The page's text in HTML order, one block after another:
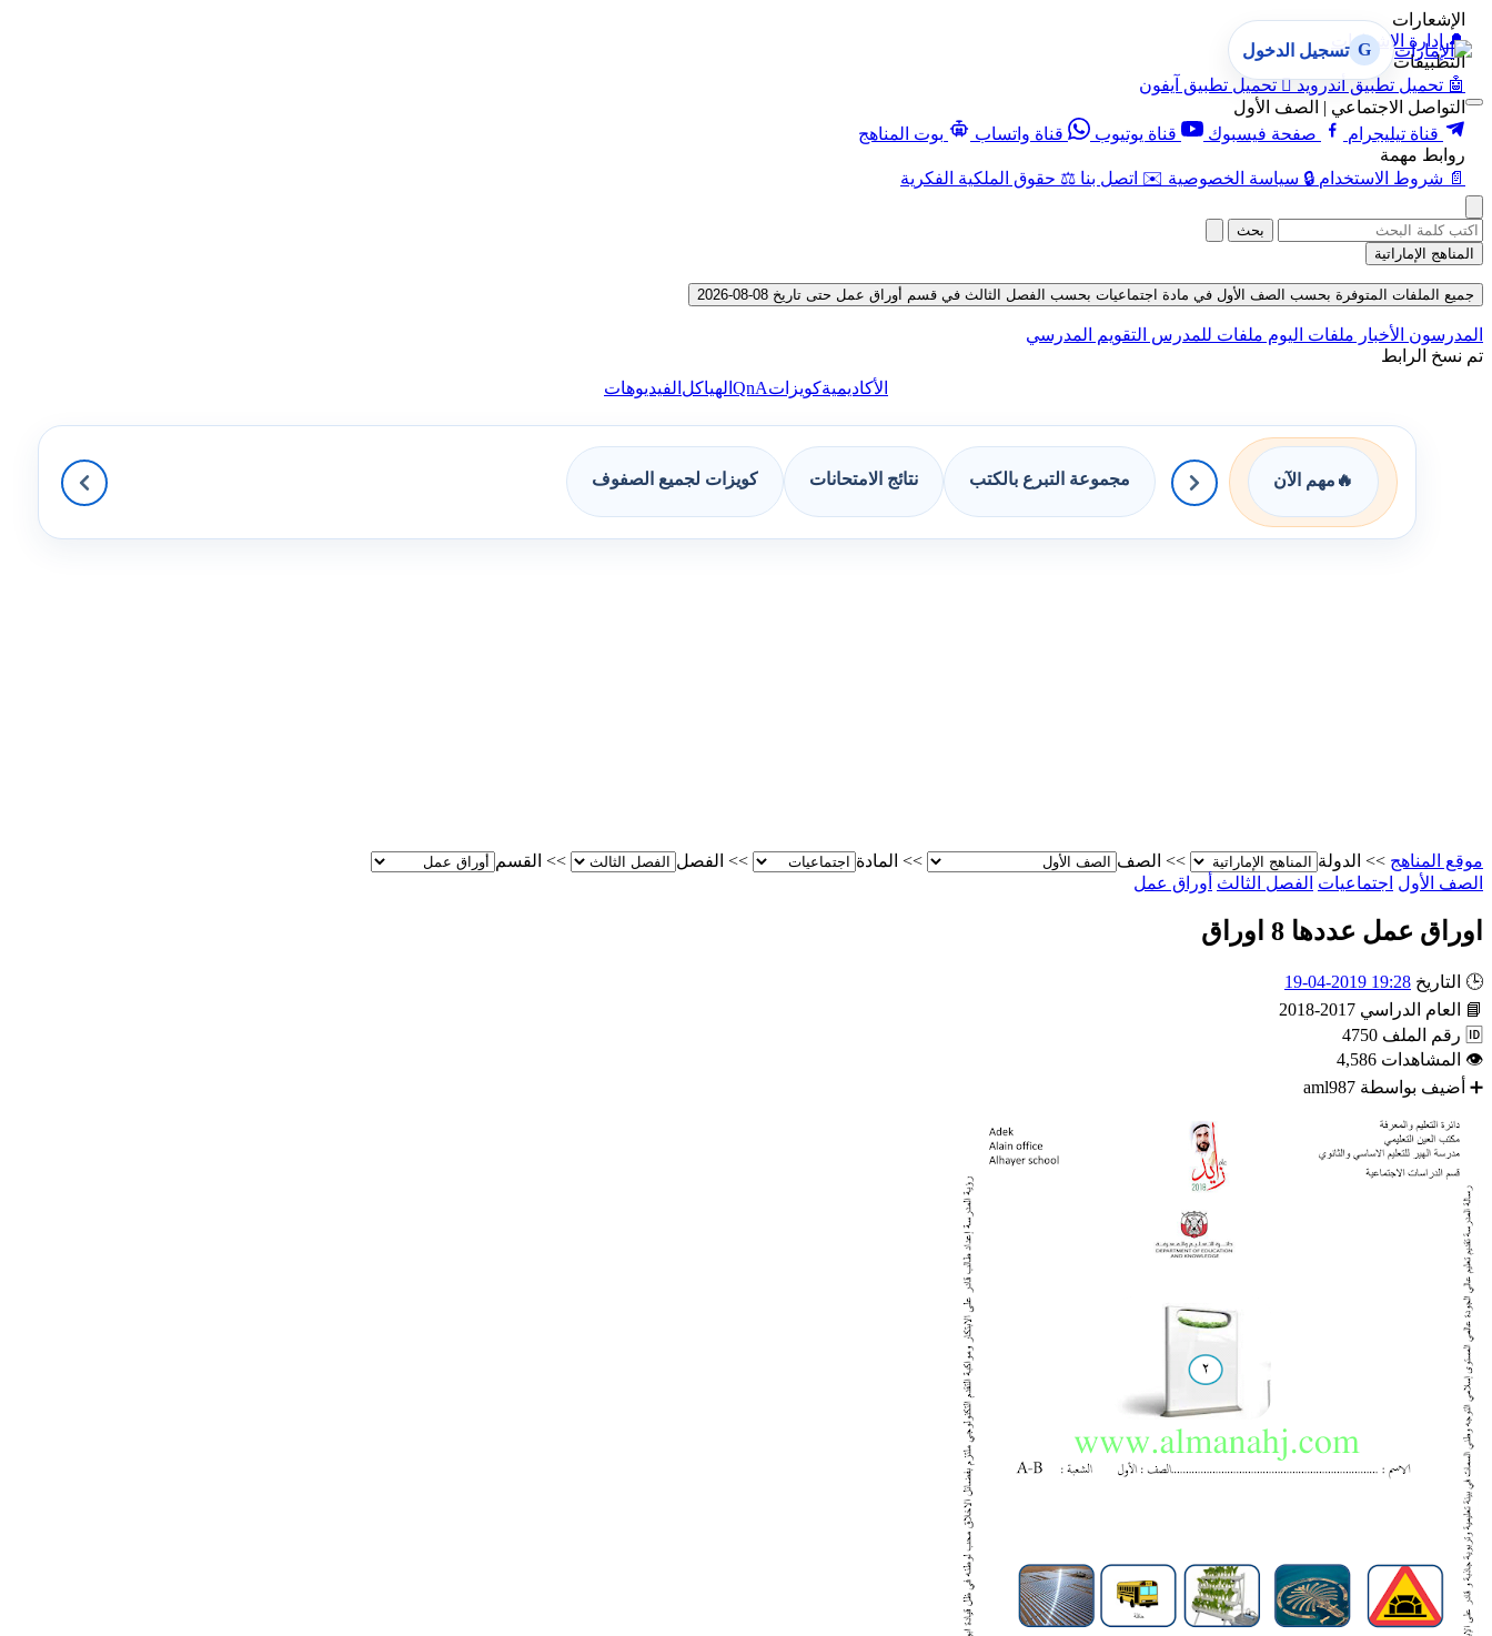
الإشعارات
🔔 إدارة الإشعارات
التطبيقات
🤖 تحميل تطبيق أندرويد  تحميل تطبيق آيفون
التواصل الاجتماعي | الصف الأول
قناة تيليجرام
صفحة فيسبوك قناة يوتيوب قناة واتساب
بوت المناهج
روابط مهمة
📄 شروط الاستخدام 🔒 سياسة الخصوصية ✉️ اتصل بنا ⚖️ حقوق الملكية الفكرية
G تسجيل الدخول
بحث
المناهج الإماراتية
جميع الملفات المتوفرة بحسب الصف الأول في مادة اجتماعيات بحسب الفصل الثالث في قسم أوراق عمل حتى تاريخ 08-08-2026
المدرسون الأخبار ملفات اليوم ملفات للمدرس التقويم المدرسي
تم نسخ الرابط
الأكاديميةكويزاتQnA الهياكل الفيديوهات
🔥 مهم الآن مجموعة التبرع بالكتب نتائج الامتحانات كويزات لجميع الصفوف
موقع المناهج >> الدولة >> الصف >> المادة >> الفصل >> القسم
الصف الأول اجتماعيات الفصل الثالث أوراق عمل
اوراق عمل عددها 8 اوراق
🕒 التاريخ 19:28 2019-04-19
📘
العام الدراسي 2017-2018
🆔 رقم الملف 4750
👁 المشاهدات 4,586
➕ أضيف بواسطة aml987